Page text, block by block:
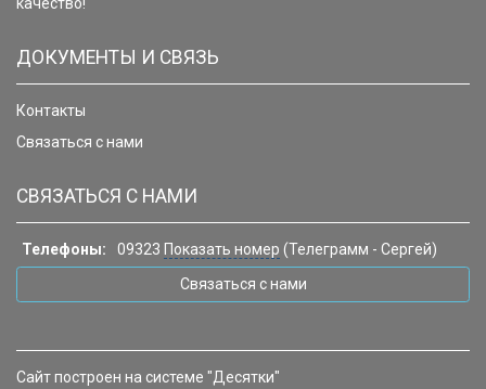
ДОКУМЕНТЫ И СВЯЗЬ
Контакты
Связаться с нами
СВЯЗАТЬСЯ С НАМИ
Телефоны: 09323 Показать номер (Телеграмм - Сергей)
Связаться с нами
Сайт построен на системе "Десятки"